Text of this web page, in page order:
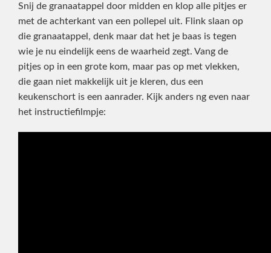
Snij de granaatappel door midden en klop alle pitjes er
met de achterkant van een pollepel uit. Flink slaan op
die granaatappel, denk maar dat het je baas is tegen
wie je nu eindelijk eens de waarheid zegt. Vang de
pitjes op in een grote kom, maar pas op met vlekken,
die gaan niet makkelijk uit je kleren, dus een
keukenschort is een aanrader. Kijk anders ng even naar
het instructiefilmpje: